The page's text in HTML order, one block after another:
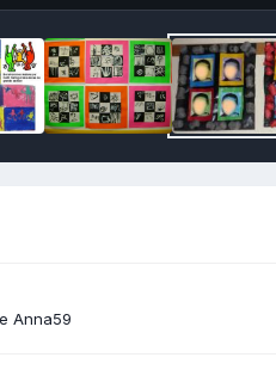
Anna59